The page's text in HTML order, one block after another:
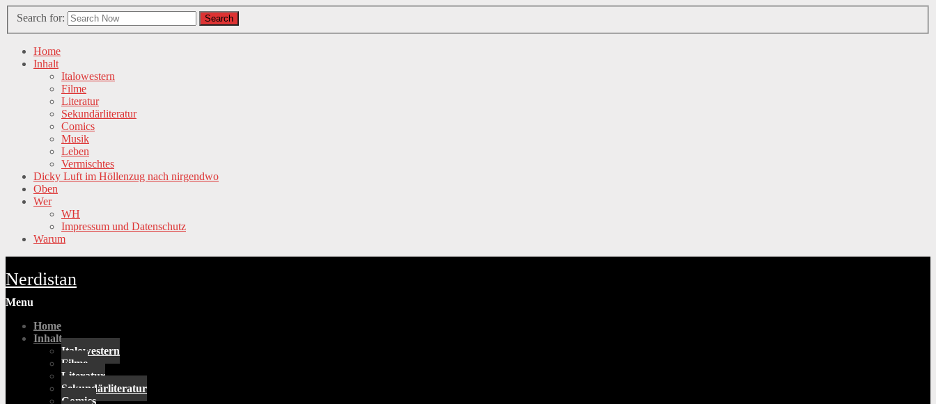
Search for: Search
Home
Inhalt
Italowestern
Filme
Literatur
Sekundärliteratur
Comics
Musik
Leben
Vermischtes
Dicky Luft im Höllenzug nach nirgendwo
Oben
Wer
WH
Impressum und Datenschutz
Warum
Nerdistan
Menu
Home
Inhalt
Italowestern
Filme
Literatur
Sekundärliteratur
Comics